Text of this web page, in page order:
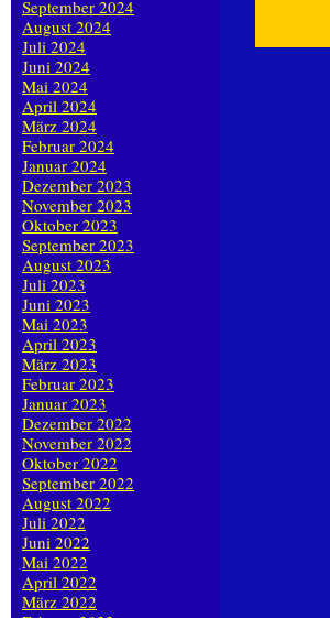
September 2024
August 2024
Juli 2024
Juni 2024
Mai 2024
April 2024
März 2024
Februar 2024
Januar 2024
Dezember 2023
November 2023
Oktober 2023
September 2023
August 2023
Juli 2023
Juni 2023
Mai 2023
April 2023
März 2023
Februar 2023
Januar 2023
Dezember 2022
November 2022
Oktober 2022
September 2022
August 2022
Juli 2022
Juni 2022
Mai 2022
April 2022
März 2022